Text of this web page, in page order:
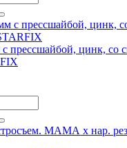
прессшайбой, цинк, со